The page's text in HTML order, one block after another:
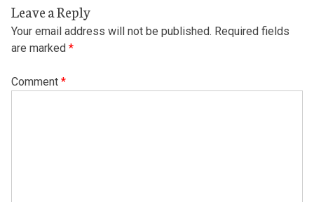
Leave a Reply
Your email address will not be published. Required fields
are marked *
Comment *